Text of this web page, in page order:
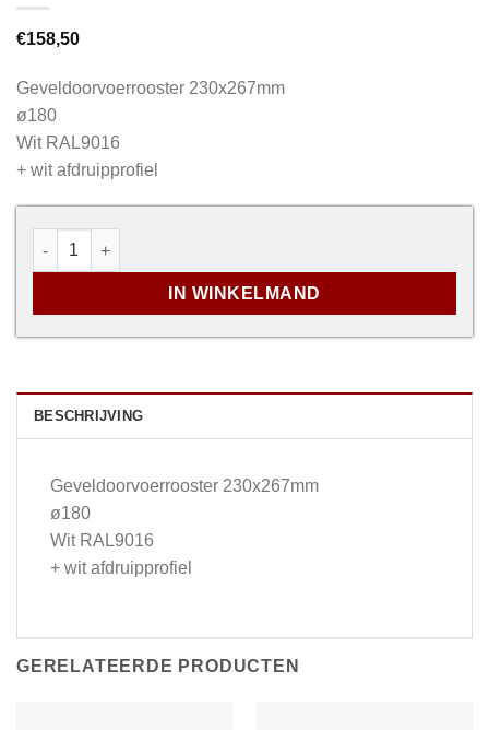
€158,50
Geveldoorvoerrooster 230x267mm
ø180
Wit RAL9016
+ wit afdruipprofiel
Geveldoorvoerrooster Wit - 230x267mm - Ø180 aantal
IN WINKELMAND
BESCHRIJVING
Geveldoorvoerrooster 230x267mm
ø180
Wit RAL9016
+ wit afdruipprofiel
GERELATEERDE PRODUCTEN